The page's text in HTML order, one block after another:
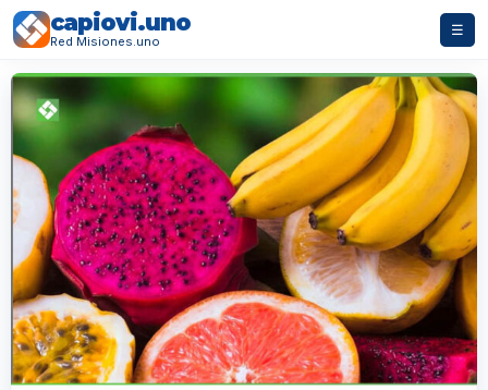
capiovi.uno
Red Misiones.uno
☰